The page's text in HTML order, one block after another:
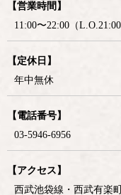
【営業時間】
11:00〜22:00（L.O.21:00
【定休日】
年中無休
【電話番号】
03-5946-6956
【アクセス】
西武池袋線・西武有楽